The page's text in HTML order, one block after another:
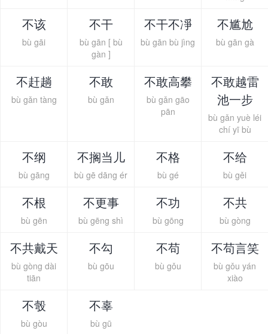
不该
bù gāi
不干
bù gān [ bù
gàn ]
不干不凈
bù gān bù jìng
不尴尬
bù gān gà
不赶趟
bù gǎn tàng
不敢
bù gǎn
不敢高攀
bù gǎn gāo
pān
不敢越雷
池一步
bù gǎn yuè léi
chí yī bù
不纲
bù gāng
不搁当儿
bù gē dāng ér
不格
bù gé
不给
bù gěi
不根
bù gēn
不更事
bù gēng shì
不功
bù gōng
不共
bù gòng
不共戴天
bù gòng dài
tiān
不勾
bù gōu
不苟
bù gǒu
不苟言笑
bù gǒu yán
xiào
不彀
bù gòu
不辜
bù gū